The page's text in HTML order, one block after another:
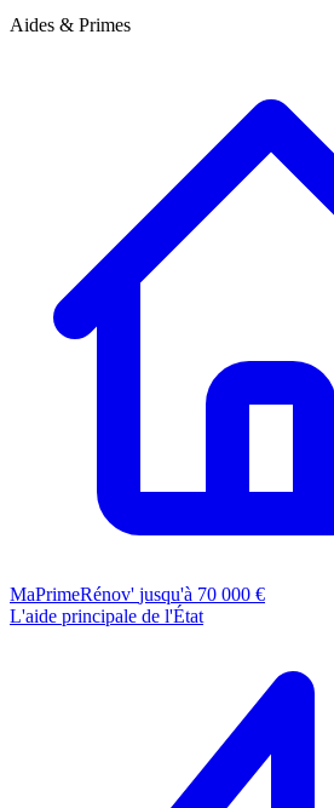
Aides & Primes
MaPrimeRénov' jusqu'à 70 000 €
L'aide principale de l'État